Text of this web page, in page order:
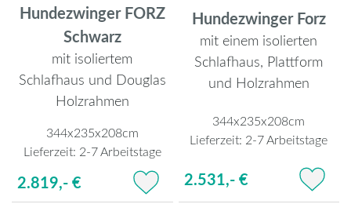
Hundezwinger FORZ
Schwarz
mit isoliertem
Schlafhaus und Douglas
Holzrahmen
344x235x208cm
Lieferzeit: 2-7 Arbeitstage
2.819,- €
Hundezwinger Forz
mit einem isolierten
Schlafhaus, Plattform
und Holzrahmen
344x235x208cm
Lieferzeit: 2-7 Arbeitstage
2.531,- €